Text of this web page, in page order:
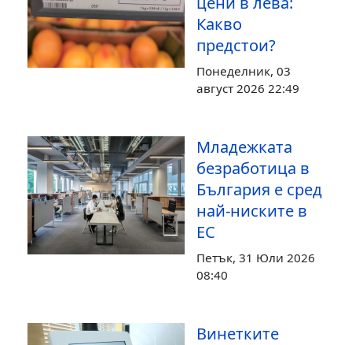
Какво
предстои?
Понеделник, 03
август 2026 22:49
Младежката
безработица в
България е сред
най-ниските в
ЕС
Петък, 31 Юли 2026
08:40
Винетките